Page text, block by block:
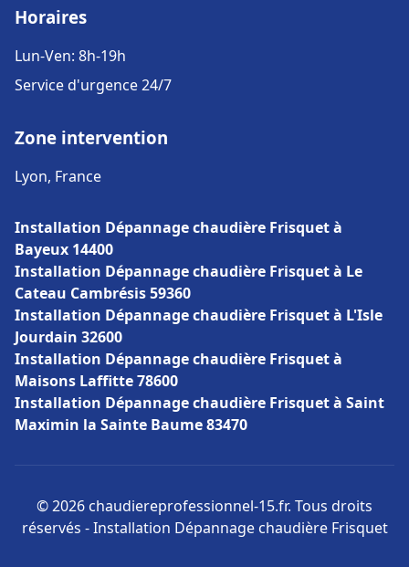
Horaires
Lun-Ven: 8h-19h
Service d'urgence 24/7
Zone intervention
Lyon, France
Installation Dépannage chaudière Frisquet à
Bayeux 14400
Installation Dépannage chaudière Frisquet à Le
Cateau Cambrésis 59360
Installation Dépannage chaudière Frisquet à L'Isle
Jourdain 32600
Installation Dépannage chaudière Frisquet à
Maisons Laffitte 78600
Installation Dépannage chaudière Frisquet à Saint
Maximin la Sainte Baume 83470
© 2026 chaudiereprofessionnel-15.fr. Tous droits
réservés - Installation Dépannage chaudière Frisquet